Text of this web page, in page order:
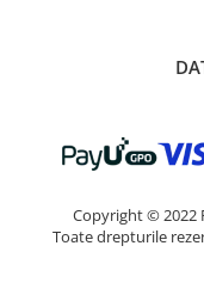
Copyright © 2022
Toate drepturile